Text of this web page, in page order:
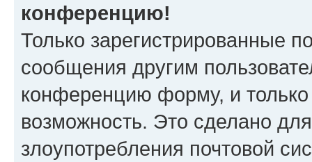
конференцию!
Только зарегистрированные
сообщения другим
конференцию форму, и
возможность. Это сделано
злоупотребления почтовой